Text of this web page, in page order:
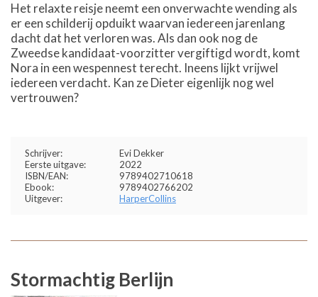
Het relaxte reisje neemt een onverwachte wending als
er een schilderij opduikt waarvan iedereen jarenlang
dacht dat het verloren was. Als dan ook nog de
Zweedse kandidaat-voorzitter vergiftigd wordt, komt
Nora in een wespennest terecht. Ineens lijkt vrijwel
iedereen verdacht. Kan ze Dieter eigenlijk nog wel
vertrouwen?
Schrijver:
Evi Dekker
Eerste uitgave:
2022
ISBN/EAN:
9789402710618
Ebook:
9789402766202
Uitgever:
HarperCollins
Stormachtig Berlijn